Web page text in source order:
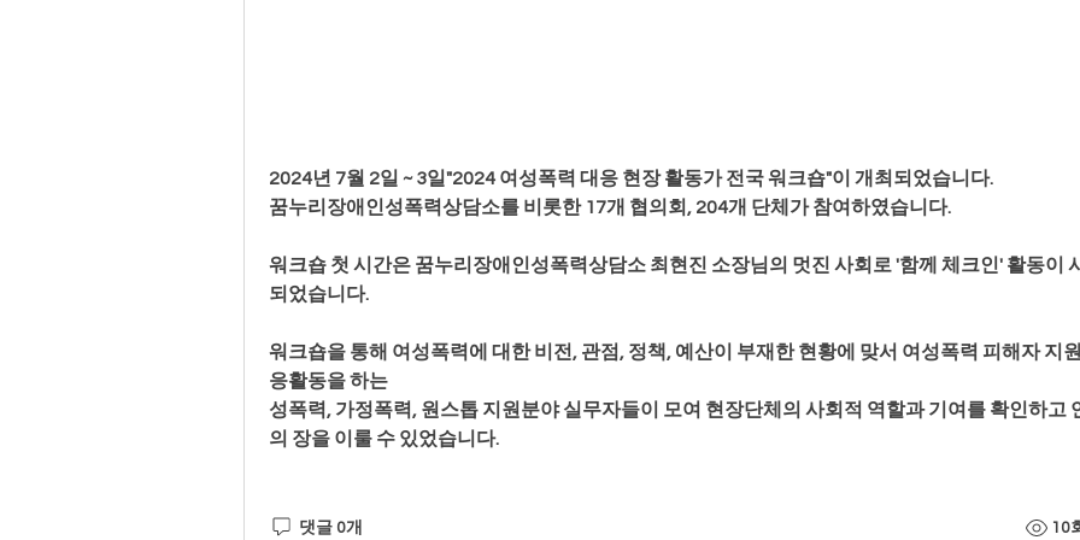
2024년 7월 2일 ~ 3일"2024 여성폭력 대응 현장 활동가 전국 워크숍"이 개최되었습니다.
꿈누리장애인성폭력상담소를 비롯한 17개 협의회, 204개 단체가 참여하였습니다.
워크숍 첫 시간은 꿈누리장애인성폭력상담소 최현진 소장님의 멋진 사회로 '함께 체크인' 활동이
되었습니다.
워크숍을 통해 여성폭력에 대한 비전, 관점, 정책, 예산이 부재한 현황에 맞서 여성폭력 피해자 지
응활동을 하는
성폭력, 가정폭력, 원스톱 지원분야 실무자들이 모여 현장단체의 사회적 역할과 기여를 확인하고
의 장을 이룰 수 있었습니다.
댓글 0개 10